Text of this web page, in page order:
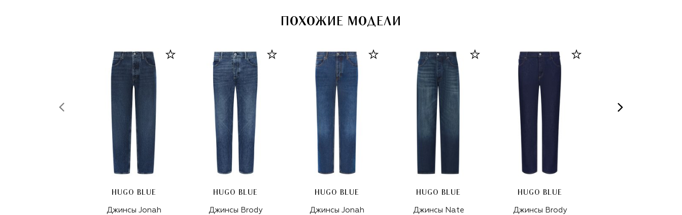
ПОХОЖИЕ МОДЕЛИ
HUGO BLUE
Джинсы Jonah
HUGO BLUE
Джинсы Brody
HUGO BLUE
Джинсы Jonah
HUGO BLUE
Джинсы Nate
HUGO BLUE
Джинсы Brody